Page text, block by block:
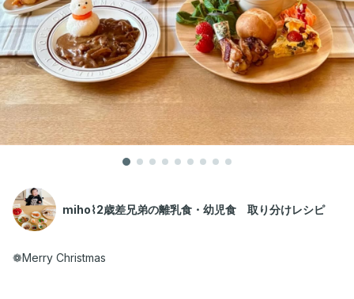
miho⌇2歳差兄弟の離乳食・幼児食 取り分けレシピ
❁Merry Christmas